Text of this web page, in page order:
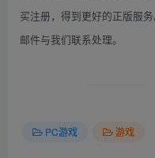
买注册，得到更好的正版服
邮件与我们联系处理。
PC游戏 游戏